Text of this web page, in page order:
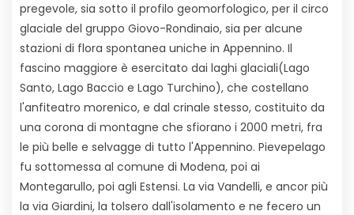
pregevole, sia sotto il profilo geomorfologico, per il circo
glaciale del gruppo Giovo-Rondinaio, sia per alcune
stazioni di flora spontanea uniche in Appennino. Il
fascino maggiore è esercitato dai laghi glaciali(Lago
Santo, Lago Baccio e Lago Turchino), che costellano
l'anfiteatro morenico, e dal crinale stesso, costituito da
una corona di montagne che sfiorano i 2000 metri, fra
le più belle e selvagge di tutto l'Appennino. Pievepelago
fu sottomessa al comune di Modena, poi ai
Montegarullo, poi agli Estensi. La via Vandelli, e ancor più
la via Giardini, la tolsero dall'isolamento e ne fecero un